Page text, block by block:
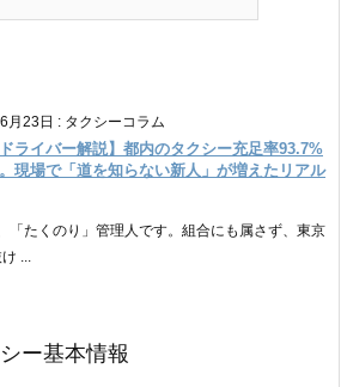
月23日 : タクシーコラム
ドライバー解説】都内のタクシー充足率93.7%
現場で「道を知らない新人」が増えたリアル
「たくのり」管理人です。組合にも属さず、東京
...
ー基本情報